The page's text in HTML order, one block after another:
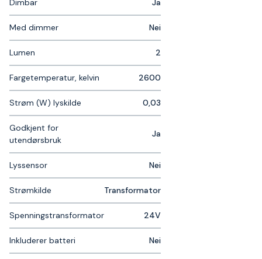
Med dimmer Nei
Lumen 2
Fargetemperatur, kelvin 2600
Strøm (W) lyskilde 0,03
Godkjent for
utendørsbruk
Ja
Lyssensor Nei
Strømkilde Transformator
Spenningstransformator 24V
Inkluderer batteri Nei